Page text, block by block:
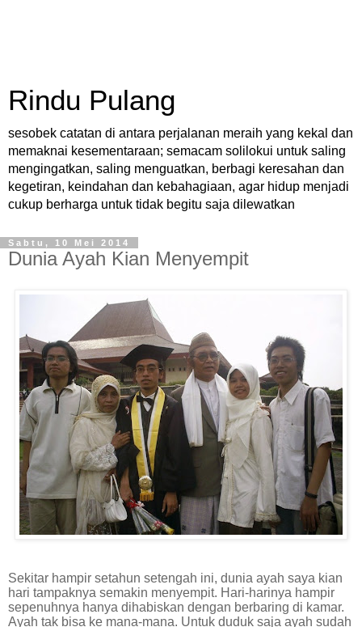
Rindu Pulang
sesobek catatan di antara perjalanan meraih yang kekal dan
memaknai kesementaraan; semacam solilokui untuk saling
mengingatkan, saling menguatkan, berbagi keresahan dan
kegetiran, keindahan dan kebahagiaan, agar hidup menjadi
cukup berharga untuk tidak begitu saja dilewatkan
Sabtu, 10 Mei 2014
Dunia Ayah Kian Menyempit
Sekitar hampir setahun setengah ini, dunia ayah saya kian
hari tampaknya semakin menyempit. Hari-harinya hampir
sepenuhnya hanya dihabiskan dengan berbaring di kamar.
Ayah tak bisa ke mana-mana. Untuk duduk saja ayah sudah